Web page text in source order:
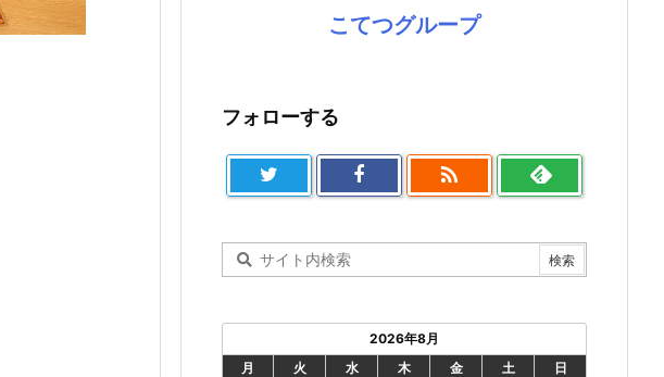
こてつグループ
フォローする

2026年8月
月
火 水 木 金 土
日